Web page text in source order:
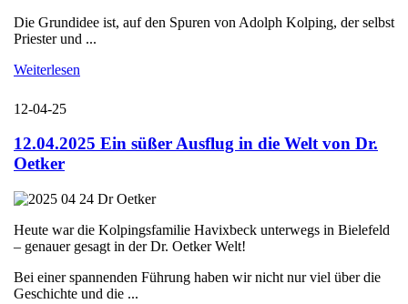
Die Grundidee ist, auf den Spuren von Adolph Kolping, der selbst
Priester und ...
Weiterlesen
12-04-25
12.04.2025 Ein süßer Ausflug in die Welt von Dr.
Oetker
Heute war die Kolpingsfamilie Havixbeck unterwegs in Bielefeld
– genauer gesagt in der Dr. Oetker Welt!
Bei einer spannenden Führung haben wir nicht nur viel über die
Geschichte und die ...